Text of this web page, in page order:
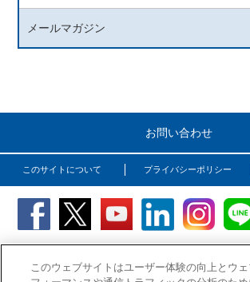
メールマガジン
お問い合わせ
このサイトについて プライバシーポリシー
Copyright (C) OSG Corporation. All rights
このウェブサイトはユーザー体験の向上とウ